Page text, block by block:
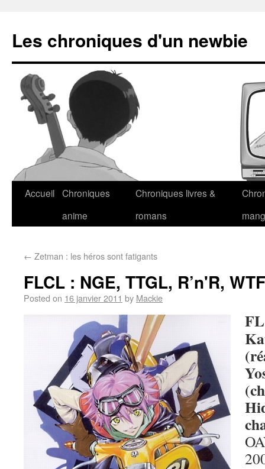
Les chroniques d'un newbie
Accueil Chroniques
anime
Chroniques livres &
romans
← Zetman : les héros sont fatigants
FLCL : NGE, TTGL, R’n'R, WTF
Posted on 16 janvier 2011 by Mackie